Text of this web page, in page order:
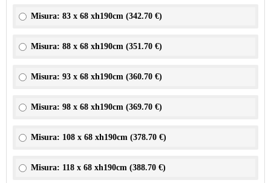
Misura: 83 x 68 xh190cm (342.70 €)
Misura: 88 x 68 xh190cm (351.70 €)
Misura: 93 x 68 xh190cm (360.70 €)
Misura: 98 x 68 xh190cm (369.70 €)
Misura: 108 x 68 xh190cm (378.70 €)
Misura: 118 x 68 xh190cm (388.70 €)